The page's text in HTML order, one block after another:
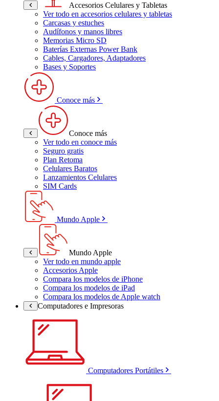
Accesorios Celulares y Tabletas
Ver todo en accesorios celulares y tabletas
Carcasas y estuches
Audífonos y manos libres
Memorias Micro SD
Baterías Externas Power Bank
Cables, Cargadores, Adaptadores
Bases y Soportes
Conoce más
Conoce más
Ver todo en conoce más
Seguro gratis
Plan Retoma
Celulares Baratos
Lanzamientos Celulares
SIM Cards
Mundo Apple
Mundo Apple
Ver todo en mundo apple
Accesorios Apple
Compara los modelos de iPhone
Compara los modelos de iPad
Compara los modelos de Apple watch
Computadores e Impresoras
Computadores Portátiles